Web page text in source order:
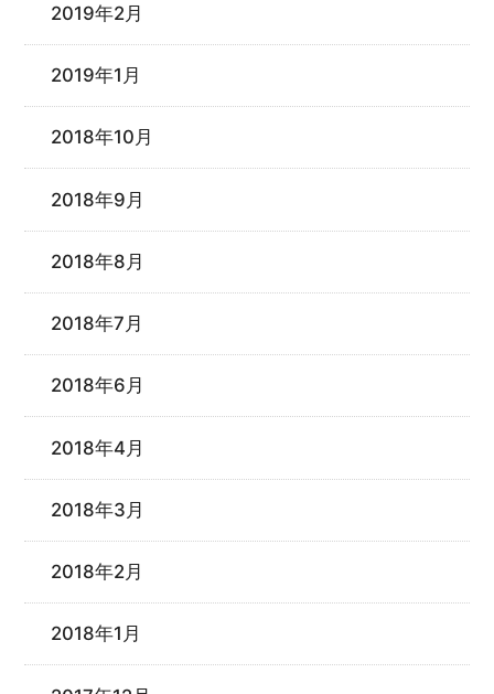
2019年2月
2019年1月
2018年10月
2018年9月
2018年8月
2018年7月
2018年6月
2018年4月
2018年3月
2018年2月
2018年1月